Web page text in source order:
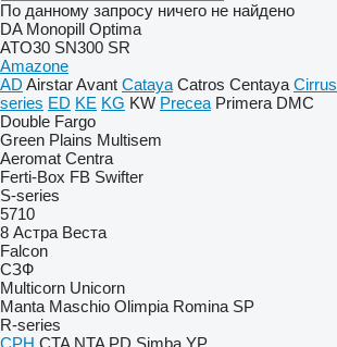
По данному запросу ничего не найдено
DA Monopill Optima
ATO30 SN300 SR
Amazone
AD AirstarAvant Cataya Catros Centaya Cirrus
series ED KE KG KW Precea Primera DMC
Double Fargo
Green Plains Multisem
Aeromat Centra
Ferti-Box FB Swifter
S-series
5710
8 Астра Веста
Falcon
СЗФ
Multicorn Unicorn
Manta Maschio Olimpia Romina SP
R-series
CPH CTA NTA PD Simba YP